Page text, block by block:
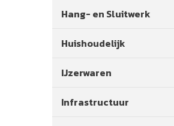
Hang- en Sluitwerk
Huishoudelijk
IJzerwaren
Infrastructuur